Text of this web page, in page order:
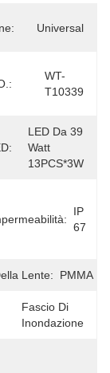
Universal
WT-
T10339
LED Da 39
Watt
13PCS*3W
IP
67
Lente: PMMA
Fascio Di
Inondazione